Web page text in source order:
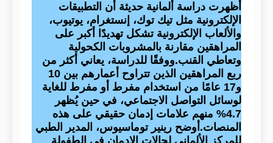
أظهرت دراسة ألمانية حديثة أن التطبيقات
الإلكترونية مثل تيك توك، إنستغرام، يوتيوب،
والألعاب الإلكترونية تشكل تهديدًا أكبر على
المراهقين مقارنة بالمشروبات الكحولية
وتعاطي القنب.ووفقًا للدراسة، يعاني أكثر من
ربع المراهقين الذين تتراوح أعمارهم بين 10
و17 عامًا من استخدام مفرط أو مفرط للغاية
لوسائل التواصل الاجتماعي، في حين يُظهر
4.7% منهم علامات إدمان حقيقي على هذه
المنصات.أوضح رينير توماسيوس، المدير الطبي